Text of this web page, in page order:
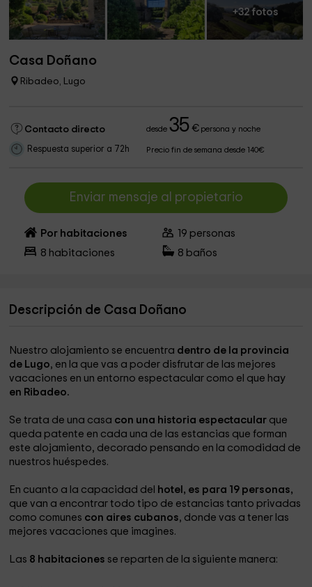
+32 fotos
Casa Doñano
Ribadeo, Lugo
Contacto directo desde35 €persona y noche
Respuesta superior a 72h Precio fin de semana desde 140€
Enviar mensaje al propietario
Por habitaciones 19 personas
8 habitaciones 8 baños
Descripción de Casa Doñano
Nuestro alojamiento se encuentra dentro de la provincia
de Lugo, en la que vas a poder disfrutar de las mejores
vacaciones en un entorno espectacular como el que hay
en Ribadeo.
Se trata de una casa con una historia espectacular que
queda patente en cada una de las estancias que forman
este alojamiento, decorado pensando en la comodidad de
nuestros huéspedes.
En cuanto a la capacidad del
hotel, es para 19 personas,
que van a encontrar todo tipo de estancias tanto privadas
como comunes con aires cubanos, donde vas a tener las
mejores vacaciones que imagines.
Las 8 habitaciones se reparten de la siguiente manera: